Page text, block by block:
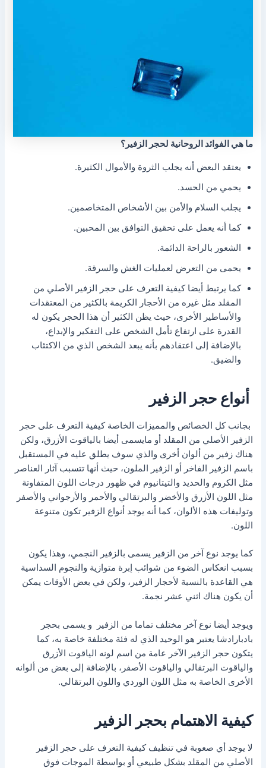
ما هي الفوائد الروحانية لحجر الزفير؟
يعتقد البعض أنه يجلب الثروة والأموال الكثيرة.
يحمي من الحسد.
يجلب السلام والأمن بين الأشخاص المتخاصمين.
كما أنه يعمل على تحقيق التوافق بين المحبين.
الشعور بالراحة الدائمة.
يحمى من التعرض لعمليات الغش والسرقة.
كما يرتبط أيضا كيفية التعرف على حجر الزفير الأصلي من
المقلد مثل غيره من الأحجار الكريمة بالكثير من المعتقدات
والأساطير الأخرى، حيث يظن الكثير أن هذا الحجر يكون له
القدرة على ارتفاع تأمل الشخص على التفكير والإبداع،
بالإضافة إلى اعتقادهم بأنه يبعد الشخص الذي من الاكتئاب
والضيق.
أنواع حجر الزفير
بجانب كل الخصائص والمميزات الخاصة كيفية التعرف على حجر
الزفير الأصلي من المقلد أو مايسمى أيضا بالياقوت الأزرق، ولكن
هناك زفير من ألوان أخرى والذي سوف يطلق عليه في المستقبل
باسم الزفير الفاخر أو الزفير الملون، حيث أنها تتسبب آثار العناصر
مثل الكروم والحديد والتيتانيوم في ظهور درجات اللون المتفاوتة
مثل اللون الأزرق والأخضر والبرتقالي والأحمر والأرجواني والأصفر
وتوليفات هذه الألوان، كما أنه يوجد أنواع الزفير تكون متنوعة
اللون.
كما يوجد نوع آخر من الزفير يسمى بالزفير النجمي، وهذا يكون
بسبب انعكاس الضوء من شوائب إبرة متوازية والنجوم السداسية
هي القاعدة بالنسبة لأحجار الزفير، ولكن في بعض الأوقات يمكن
أن يكون هناك اثني عشر نجمة.
ويوجد أيضا نوع آخر مختلف تماما من الزفير و يسمى بحجر
بادبارادشا يعتبر هو الوحيد الذي له فئة مختلفة خاصة به، كما
يتكون حجر الزفير الآخر عامة من اسم لونه الياقوت الأزرق
والياقوت البرتقالي والياقوت الأصفر، بالإضافة إلى بعض من ألوانه
الأخرى الخاصة به مثل اللون الوردي واللون البرتقالي.
كيفية الاهتمام بحجر الزفير
لا يوجد أي صعوبة في تنظيف كيفية التعرف على حجر الزفير
الأصلي من المقلد بشكل طبيعي أو بواسطة الموجات فوق